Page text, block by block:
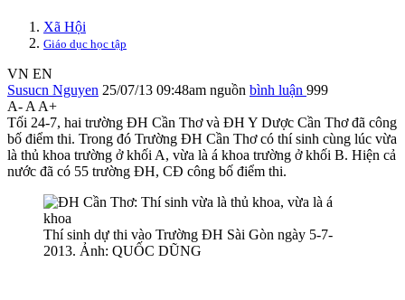
Xã Hội
Giáo dục học tập
VN EN
Susucn Nguyen 25/07/13 09:48am nguồn bình luận 999
A- A A+
Tối 24-7, hai trường ĐH Cần Thơ và ĐH Y Dược Cần Thơ đã công
bố điểm thi. Trong đó Trường ĐH Cần Thơ có thí sinh cùng lúc vừa
là thủ khoa trường ở khối A, vừa là á khoa trường ở khối B. Hiện cả
nước đã có 55 trường ĐH, CĐ công bố điểm thi.
Thí sinh dự thi vào Trường ĐH Sài Gòn ngày 5-7-
2013. Ảnh: QUỐC DŨNG